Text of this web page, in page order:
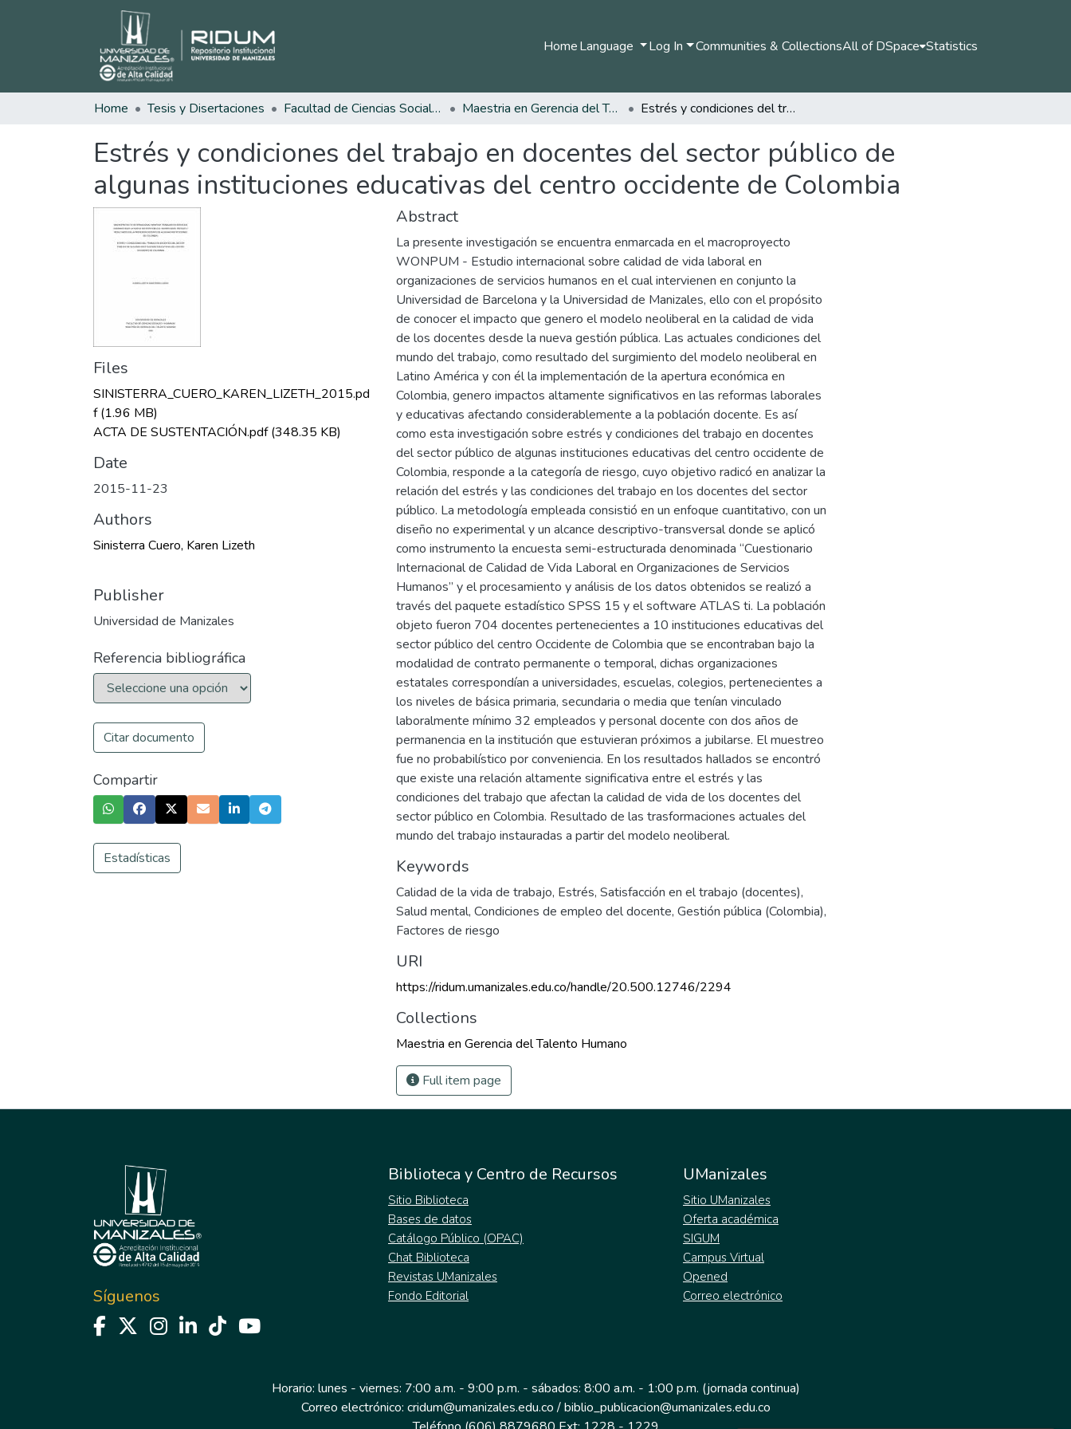
HomeLanguage Log In Communities & CollectionsAll of DSpace Statistics
Home Tesis y Disertaciones Facultad de Ciencias Sociales y Humanas Maestria en Gerencia del Talento Humano Estrés y condiciones del trabajo en docentes del sector público de algunas instituciones educativas del centro occidente de Colombia
Estrés y condiciones del trabajo en docentes del sector público de
algunas instituciones educativas del centro occidente de Colombia
Files
SINISTERRA_CUERO_KAREN_LIZETH_2015.pd
f(1.96 MB)
ACTA DE SUSTENTACIÓN.pdf(348.35 KB)
Date
2015-11-23
Authors
Sinisterra Cuero, Karen Lizeth
Publisher
Universidad de Manizales
Referencia bibliográfica
Citar documento
Compartir
Estadísticas
Abstract
La presente investigación se encuentra enmarcada en el macroproyecto
WONPUM - Estudio internacional sobre calidad de vida laboral en
organizaciones de servicios humanos en el cual intervienen en conjunto la
Universidad de Barcelona y la Universidad de Manizales, ello con el propósito
de conocer el impacto que genero el modelo neoliberal en la calidad de vida
de los docentes desde la nueva gestión pública. Las actuales condiciones del
mundo del trabajo, como resultado del surgimiento del modelo neoliberal en
Latino América y con él la implementación de la apertura económica en
Colombia, genero impactos altamente significativos en las reformas laborales
y educativas afectando considerablemente a la población docente. Es así
como esta investigación sobre estrés y condiciones del trabajo en docentes
del sector público de algunas instituciones educativas del centro occidente de
Colombia, responde a la categoría de riesgo, cuyo objetivo radicó en analizar la
relación del estrés y las condiciones del trabajo en los docentes del sector
público. La metodología empleada consistió en un enfoque cuantitativo, con un
diseño no experimental y un alcance descriptivo-transversal donde se aplicó
como instrumento la encuesta semi-estructurada denominada “Cuestionario
Internacional de Calidad de Vida Laboral en Organizaciones de Servicios
Humanos” y el procesamiento y análisis de los datos obtenidos se realizó a
través del paquete estadístico SPSS 15 y el software ATLAS ti. La población
objeto fueron 704 docentes pertenecientes a 10 instituciones educativas del
sector público del centro Occidente de Colombia que se encontraban bajo la
modalidad de contrato permanente o temporal, dichas organizaciones
estatales correspondían a universidades, escuelas, colegios, pertenecientes a
los niveles de básica primaria, secundaria o media que tenían vinculado
laboralmente mínimo 32 empleados y personal docente con dos años de
permanencia en la institución que estuvieran próximos a jubilarse. El muestreo
fue no probabilístico por conveniencia. En los resultados hallados se encontró
que existe una relación altamente significativa entre el estrés y las
condiciones del trabajo que afectan la calidad de vida de los docentes del
sector público en Colombia. Resultado de las trasformaciones actuales del
mundo del trabajo instauradas a partir del modelo neoliberal.
Keywords
Calidad de la vida de trabajo, Estrés, Satisfacción en el trabajo (docentes),
Salud mental, Condiciones de empleo del docente, Gestión pública (Colombia),
Factores de riesgo
URI
https://ridum.umanizales.edu.co/handle/20.500.12746/2294
Collections
Maestria en Gerencia del Talento Humano
Full item page
Síguenos
Biblioteca y Centro de Recursos
Sitio Biblioteca
Bases de datos
Catálogo Público (OPAC)
Chat Biblioteca
Revistas UManizales
Fondo Editorial
UManizales
Sitio UManizales
Oferta académica
SIGUM
Campus Virtual
Opened
Correo electrónico
Horario: lunes - viernes: 7:00 a.m. - 9:00 p.m. - sábados: 8:00 a.m. - 1:00 p.m. (jornada continua)
Correo electrónico: cridum@umanizales.edu.co / biblio_publicacion@umanizales.edu.co